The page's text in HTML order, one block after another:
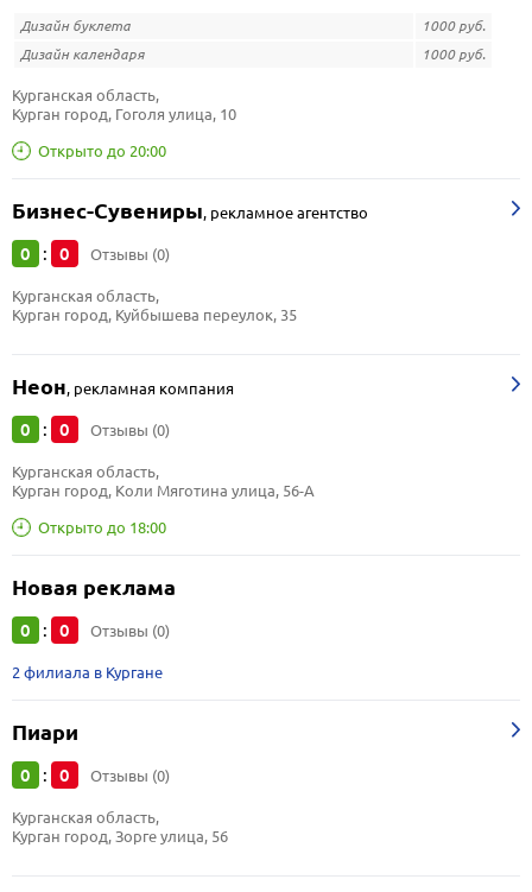
Дизайн буклета
1000 руб.
Дизайн календаря
1000 руб.
Открыто до 20:00
Курганская область,
Курган город, Гоголя улица, 10
Бизнес-Сувениры, рекламное агентство
0 : 0 Отзывы (0)
Курганская область,
Курган город, Куйбышева переулок, 35
Неон, рекламная компания
0 : 0 Отзывы (0)
Открыто до 18:00
Курганская область,
Курган город, Коли Мяготина улица, 56-А
Новая реклама
0 : 0 Отзывы (0)
2 филиала в Кургане
Пиари
0 : 0 Отзывы (0)
Курганская область,
Курган город, Зорге улица, 56